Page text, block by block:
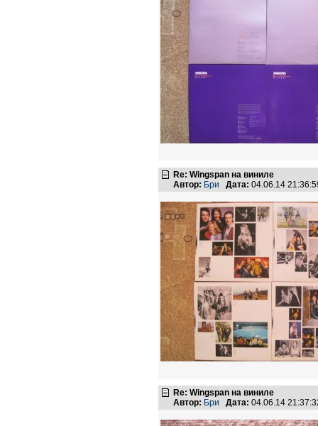
Re: Wingspan на виниле
Автор: Бри Дата: 04.06.14
Re: Wingspan на виниле
Автор: Бри Дата: 04.06.14